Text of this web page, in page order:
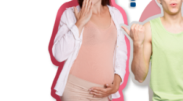
5 ชุด
Download